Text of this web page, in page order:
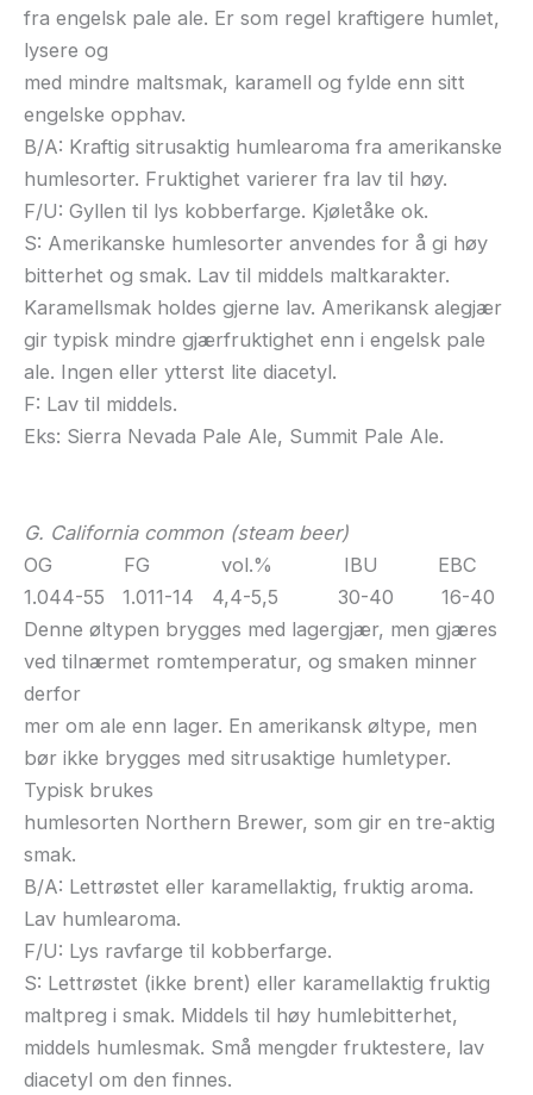
fra engelsk pale ale. Er som regel kraftigere humlet,
lysere og
med mindre maltsmak, karamell og fylde enn sitt
engelske opphav.
B/A: Kraftig sitrusaktig humlearoma fra amerikanske
humlesorter. Fruktighet varierer fra lav til høy.
F/U: Gyllen til lys kobberfarge. Kjøletåke ok.
S: Amerikanske humlesorter anvendes for å gi høy
bitterhet og smak. Lav til middels maltkarakter.
Karamellsmak holdes gjerne lav. Amerikansk alegjær
gir typisk mindre gjærfruktighet enn i engelsk pale
ale. Ingen eller ytterst lite diacetyl.
F: Lav til middels.
Eks: Sierra Nevada Pale Ale, Summit Pale Ale.
G. California common (steam beer)
OG FG vol.% IBU EBC
1.044-55 1.011-14 4,4-5,5 30-40 16-40
Denne øltypen brygges med lagergjær, men gjæres
ved tilnærmet romtemperatur, og smaken minner
derfor
mer om ale enn lager. En amerikansk øltype, men
bør ikke brygges med sitrusaktige humletyper.
Typisk brukes
humlesorten Northern Brewer, som gir en tre-aktig
smak.
B/A: Lettrøstet eller karamellaktig, fruktig aroma.
Lav humlearoma.
F/U: Lys ravfarge til kobberfarge.
S: Lettrøstet (ikke brent) eller karamellaktig fruktig
maltpreg i smak. Middels til høy humlebitterhet,
middels humlesmak. Små mengder fruktestere, lav
diacetyl om den finnes.